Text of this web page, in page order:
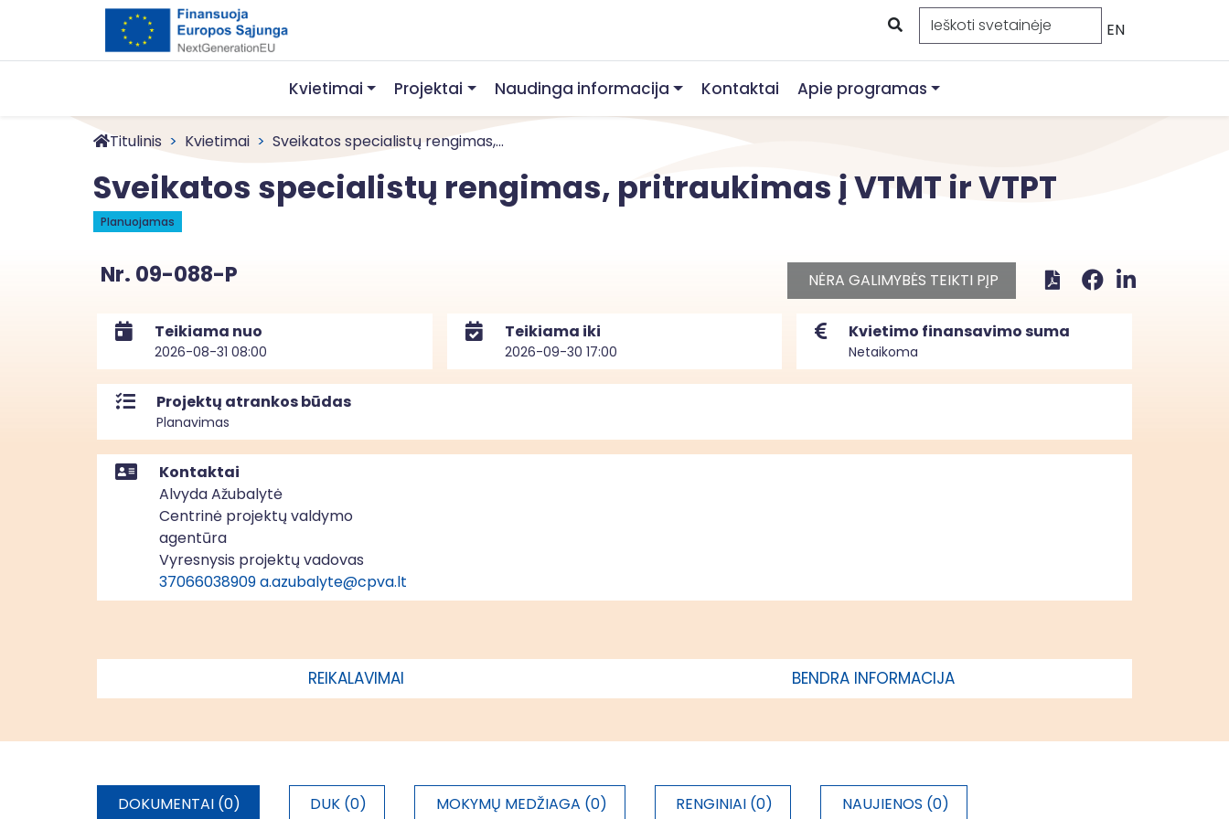
EN
Kvietimai Projektai Naudinga informacija Kontaktai Apie programas
Titulinis Kvietimai Sveikatos specialistų rengimas,...
Sveikatos specialistų rengimas, pritraukimas į VTMT ir VTPT
Planuojamas
Nr. 09-088-P NĖRA GALIMYBĖS TEIKTI PĮP
Teikiama nuo
2026-08-31 08:00
Teikiama iki
2026-09-30 17:00
Kvietimo finansavimo suma
Netaikoma
Projektų atrankos būdas
Planavimas
Kontaktai
Alvyda Ažubalytė
Centrinė projektų valdymo
agentūra
Vyresnysis projektų vadovas
37066038909a.azubalyte@cpva.lt
REIKALAVIMAI BENDRA INFORMACIJA
DOKUMENTAI (0) DUK (0) MOKYMŲ MEDŽIAGA (0) RENGINIAI (0) NAUJIENOS (0)